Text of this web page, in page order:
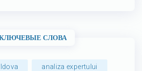
СЛОВА
analiza expertului